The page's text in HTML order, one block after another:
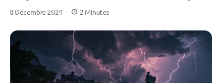
8 Décembre 2024 2 Minutes